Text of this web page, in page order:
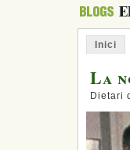
Inici
La
Dietari